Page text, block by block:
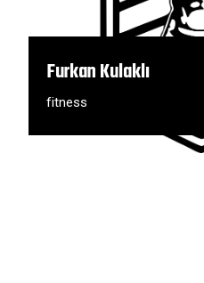
Furkan Kulaklı
fitness